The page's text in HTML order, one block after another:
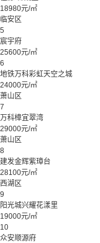
18980元/㎡
临安区
5
宸宇府
25600元/㎡
6
地铁万科彩虹天空之城
24000元/㎡
萧山区
7
万科樟宜翠湾
29000元/㎡
萧山区
8
建发金辉紫璋台
28100元/㎡
西湖区
9
阳光城兴耀花漾里
19000元/㎡
10
众安顺源府